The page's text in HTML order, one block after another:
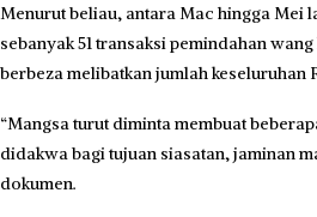
Menurut beliau, antara Mac hingga Mei
sebanyak 51 transaksi pemindahan
berbeza melibatkan jumlah keseluruhan
“Mangsa turut diminta membuat
didakwa bagi tujuan siasatan, jaminan
dokumen.